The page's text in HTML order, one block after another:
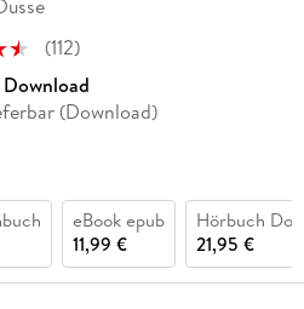
(112)
(Download)
eBook epub
11,99 €
Hörbuch
21,95 €